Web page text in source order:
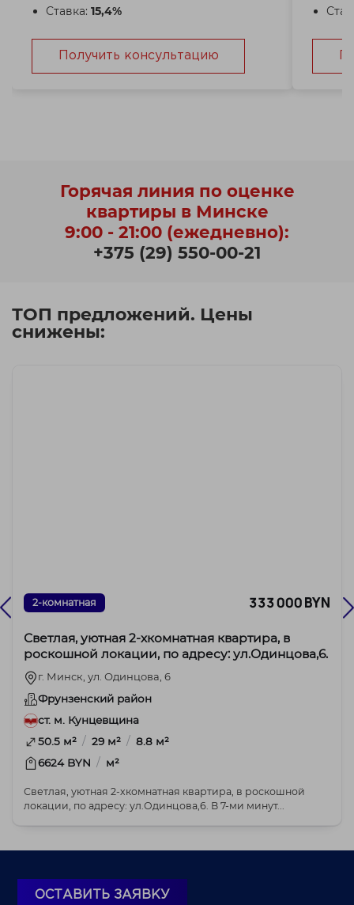
Ставка: 15,4%
Получить консультацию
Горячая линия по оценке
квартиры в Минске
9:00 - 21:00 (ежедневно):
+375 (29) 550-00-21
ТОП предложений. Цены
снижены:
2-комнатная 333 000 BYN
Светлая, уютная 2-хкомнатная квартира, в
роскошной локации, по адресу: ул.Одинцова,6.
г. Минск, ул. Одинцова, 6
Фрунзенский район
ст. м. Кунцевщина
50.5 м² / 29 м² / 8.8 м²
6624 BYN / м²
Светлая, уютная 2-хкомнатная квартира, в роскошной
локации, по адресу: ул.Одинцова,6. В 7-ми минут...
ОСТАВИТЬ ЗАЯВКУ